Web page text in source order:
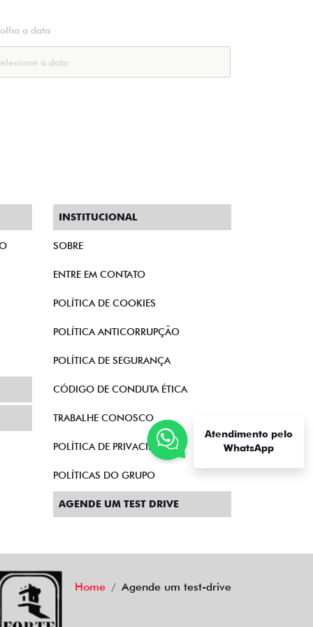
a data
Atendimento pelo
WhatsApp
INSTITUCIONAL
SOBRE
ENTRE EM CONTATO
POLÍTICA DE COOKIES
POLÍTICA ANTICORRUPÇÃO
POLÍTICA DE SEGURANÇA
CÓDIGO DE CONDUTA ÉTICA
TRABALHE CONOSCO
POLÍTICA DE PRIVACIDADE
POLÍTICAS DO GRUPO
AGENDE UM TEST DRIVE
Home Agende um test-drive